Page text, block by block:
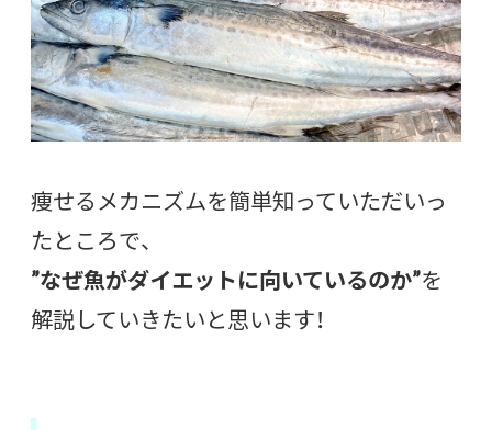
痩せるメカニズムを簡単知っていただいっ
たところで、
”なぜ魚がダイエットに向いているのか”を
解説していきたいと思います！